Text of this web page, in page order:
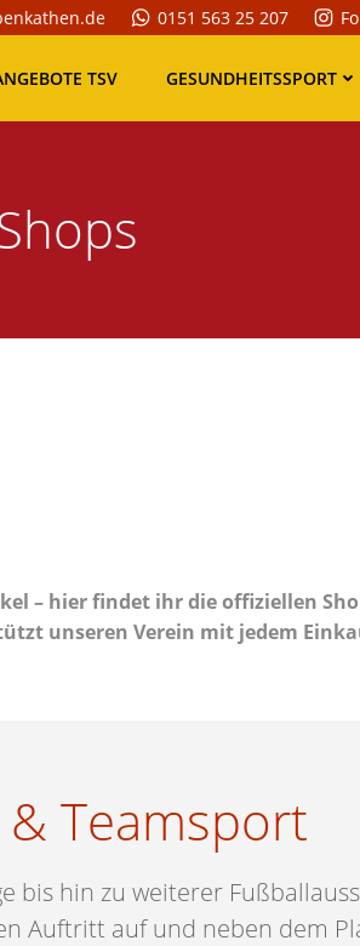
0151 563 25 207
TSV GESUNDHEITSSPORT
– hier findet ihr die offiziellen
unseren Verein mit jedem
Teamsport
bis hin zu weiterer
Auftritt auf und neben dem